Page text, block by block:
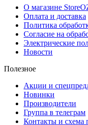
О магазине
Оплата и доставка
Политика
Согласие на
Электрические
Новости
Полезное
Акции и
Новинки
Производители
Группа в телеграм
Контакты и схема